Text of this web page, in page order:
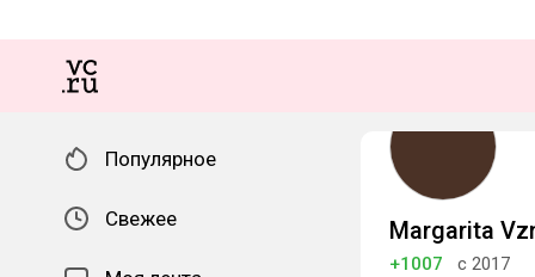
Популярное
Свежее Margarita
+1007
с 2017